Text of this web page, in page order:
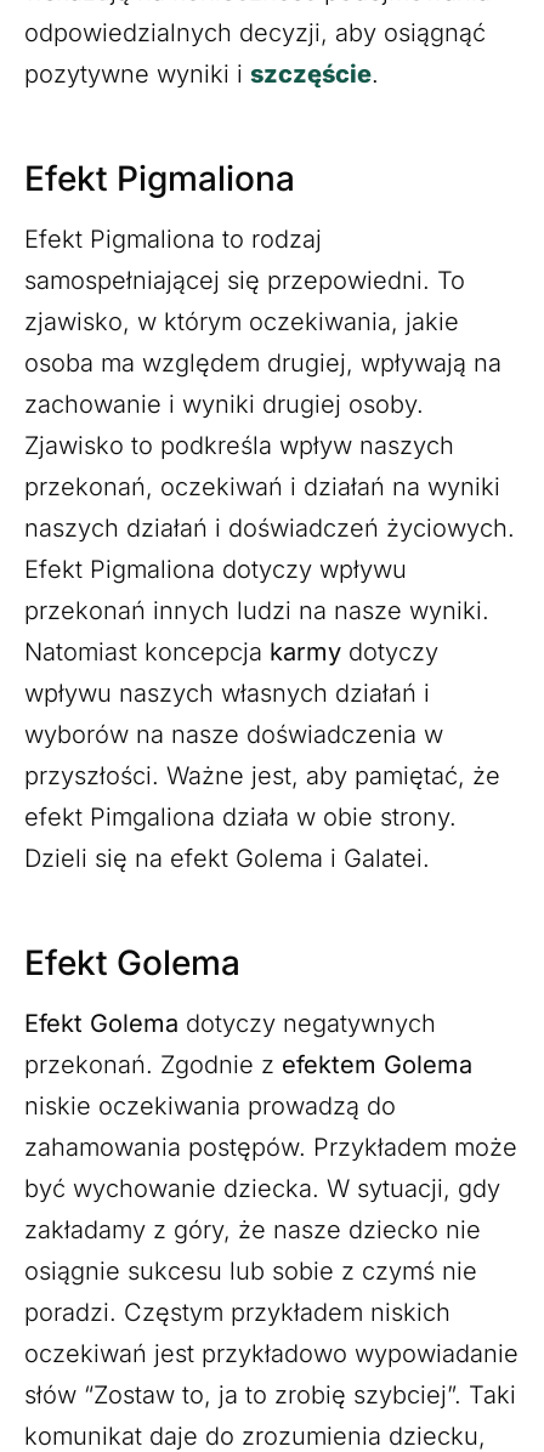
odpowiedzialnych decyzji, aby osiągnąć
pozytywne wyniki i szczęście.
Efekt Pigmaliona
Efekt Pigmaliona to rodzaj
samospełniającej się przepowiedni. To
zjawisko, w którym oczekiwania, jakie
osoba ma względem drugiej, wpływają na
zachowanie i wyniki drugiej osoby.
Zjawisko to podkreśla wpływ naszych
przekonań, oczekiwań i działań na wyniki
naszych działań i doświadczeń życiowych.
Efekt Pigmaliona dotyczy wpływu
przekonań innych ludzi na nasze wyniki.
Natomiast koncepcja karmy dotyczy
wpływu naszych własnych działań i
wyborów na nasze doświadczenia w
przyszłości. Ważne jest, aby pamiętać, że
efekt Pimgaliona działa w obie strony.
Dzieli się na efekt Golema i Galatei.
Efekt Golema
Efekt Golema dotyczy negatywnych
przekonań. Zgodnie z efektem Golema
niskie oczekiwania prowadzą do
zahamowania postępów. Przykładem może
być wychowanie dziecka. W sytuacji, gdy
zakładamy z góry, że nasze dziecko nie
osiągnie sukcesu lub sobie z czymś nie
poradzi. Częstym przykładem niskich
oczekiwań jest przykładowo wypowiadanie
słów “Zostaw to, ja to zrobię szybciej”. Taki
komunikat daje do zrozumienia dziecku,